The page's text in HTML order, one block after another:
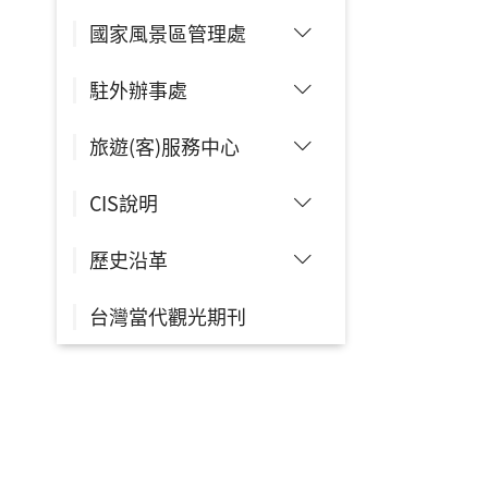
國家風景區管理處
駐外辦事處
旅遊(客)服務中心
CIS說明
歷史沿革
台灣當代觀光期刊